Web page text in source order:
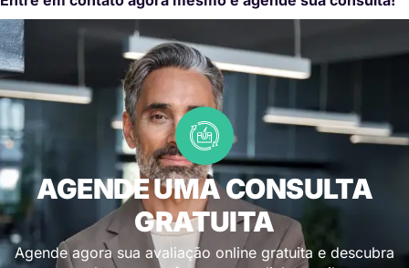
AGENDE UMA CONSULTA
GRATUITA
Agende agora sua avaliação online gratuita e descubra